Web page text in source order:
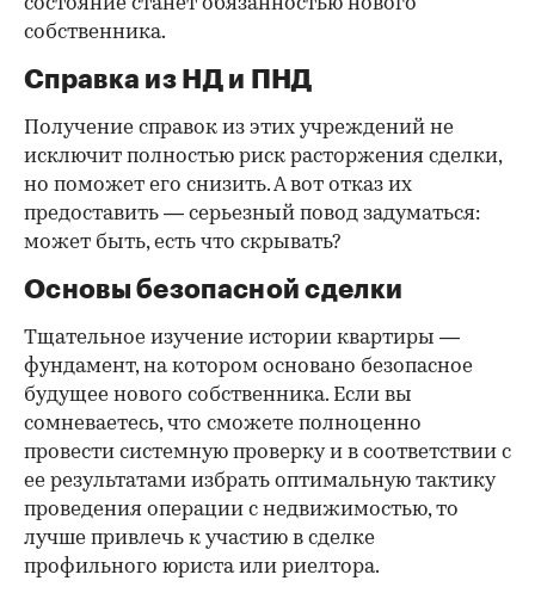
собственника.
Справка из НД и ПНД
Получение справок из этих учреждений не
исключит полностью риск расторжения сделки,
но поможет его снизить. А вот отказ их
предоставить — серьезный повод задуматься:
может быть, есть что скрывать?
Основы безопасной сделки
Тщательное изучение истории квартиры —
фундамент, на котором основано безопасное
будущее нового собственника. Если вы
сомневаетесь, что сможете полноценно
провести системную проверку и в соответствии с
ее результатами избрать оптимальную тактику
проведения операции с недвижимостью, то
лучше привлечь к участию в сделке
профильного юриста или риелтора.